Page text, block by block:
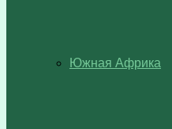
Южная Африка